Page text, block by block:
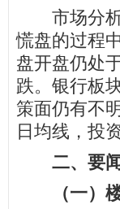
市场分析
慌盘的过程
盘开盘仍处
跌。银行板
策面仍有不
日均线，投
二、要
（一）